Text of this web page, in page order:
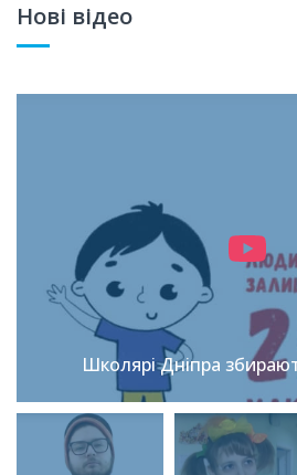
Нові відео
Школярі Дніпра